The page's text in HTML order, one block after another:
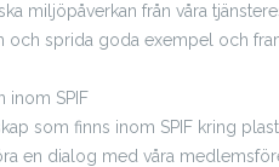
miljöpåverkan från våra
och sprida goda exempel och
inom SPIF
som finns inom SPIF kring
en dialog med våra